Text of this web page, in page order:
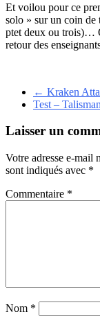
Et voilou pour ce
solo » sur un coin de
ptet deux ou trois)…
retour des
← Kraken
Test –
Laisser un
Votre adresse e-mail
sont indiqués avec *
Commentaire *
Nom *